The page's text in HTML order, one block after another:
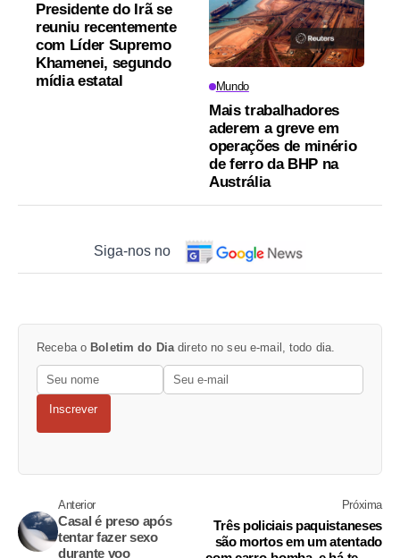
Presidente do Irã se
reuniu recentemente
com Líder Supremo
Khamenei, segundo
mídia estatal
Mundo
Mais trabalhadores
aderem a greve em
operações de minério
de ferro da BHP na
Austrália
Siga-nos no
Receba o Boletim do Dia direto no seu e-mail, todo dia.
Inscrever
Anterior
Casal é preso após
tentar fazer sexo
durante voo
Próxima
Três policiais paquistaneses
são mortos em um atentado